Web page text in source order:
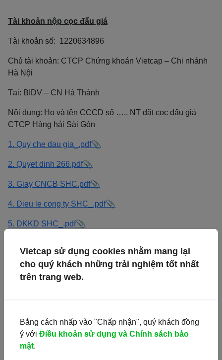
Tài khoản nộp cọc đấu giá
Tài khoản số: 1220634896
Chủ tài khoản: CTCP Chứng khoán Vietcap – Chi nhánh
Hà Nội
Tại: BIDV – CN Hà Thành
Nội dung: Họ và tên CCCD số ….. NT đặt cọc đấu giá
CTCP Hàng hải Sài Gòn
1. Quy che dau gia_.pdf
2. Quyet dinh 266.pdf
3. Giay CNCB SHC.pdf
4. Dieu le cong ty SHC_.pdf
5. DKKD SHC_.pdf
7. BCTC_SHC_2023_truoc kiem toan.pdf
8. BCTC 2022 SHC kiem toan.pdf
10. Ban cao bach.pdf
Vietcap sử dụng cookies nhằm mang lại
cho quý khách những trải nghiệm tốt nhất
trên trang web.
Bằng cách nhấp vào "Chấp nhận", quý khách đồng
ý với Điều khoản sử dụng và Chính sách bảo
mật.